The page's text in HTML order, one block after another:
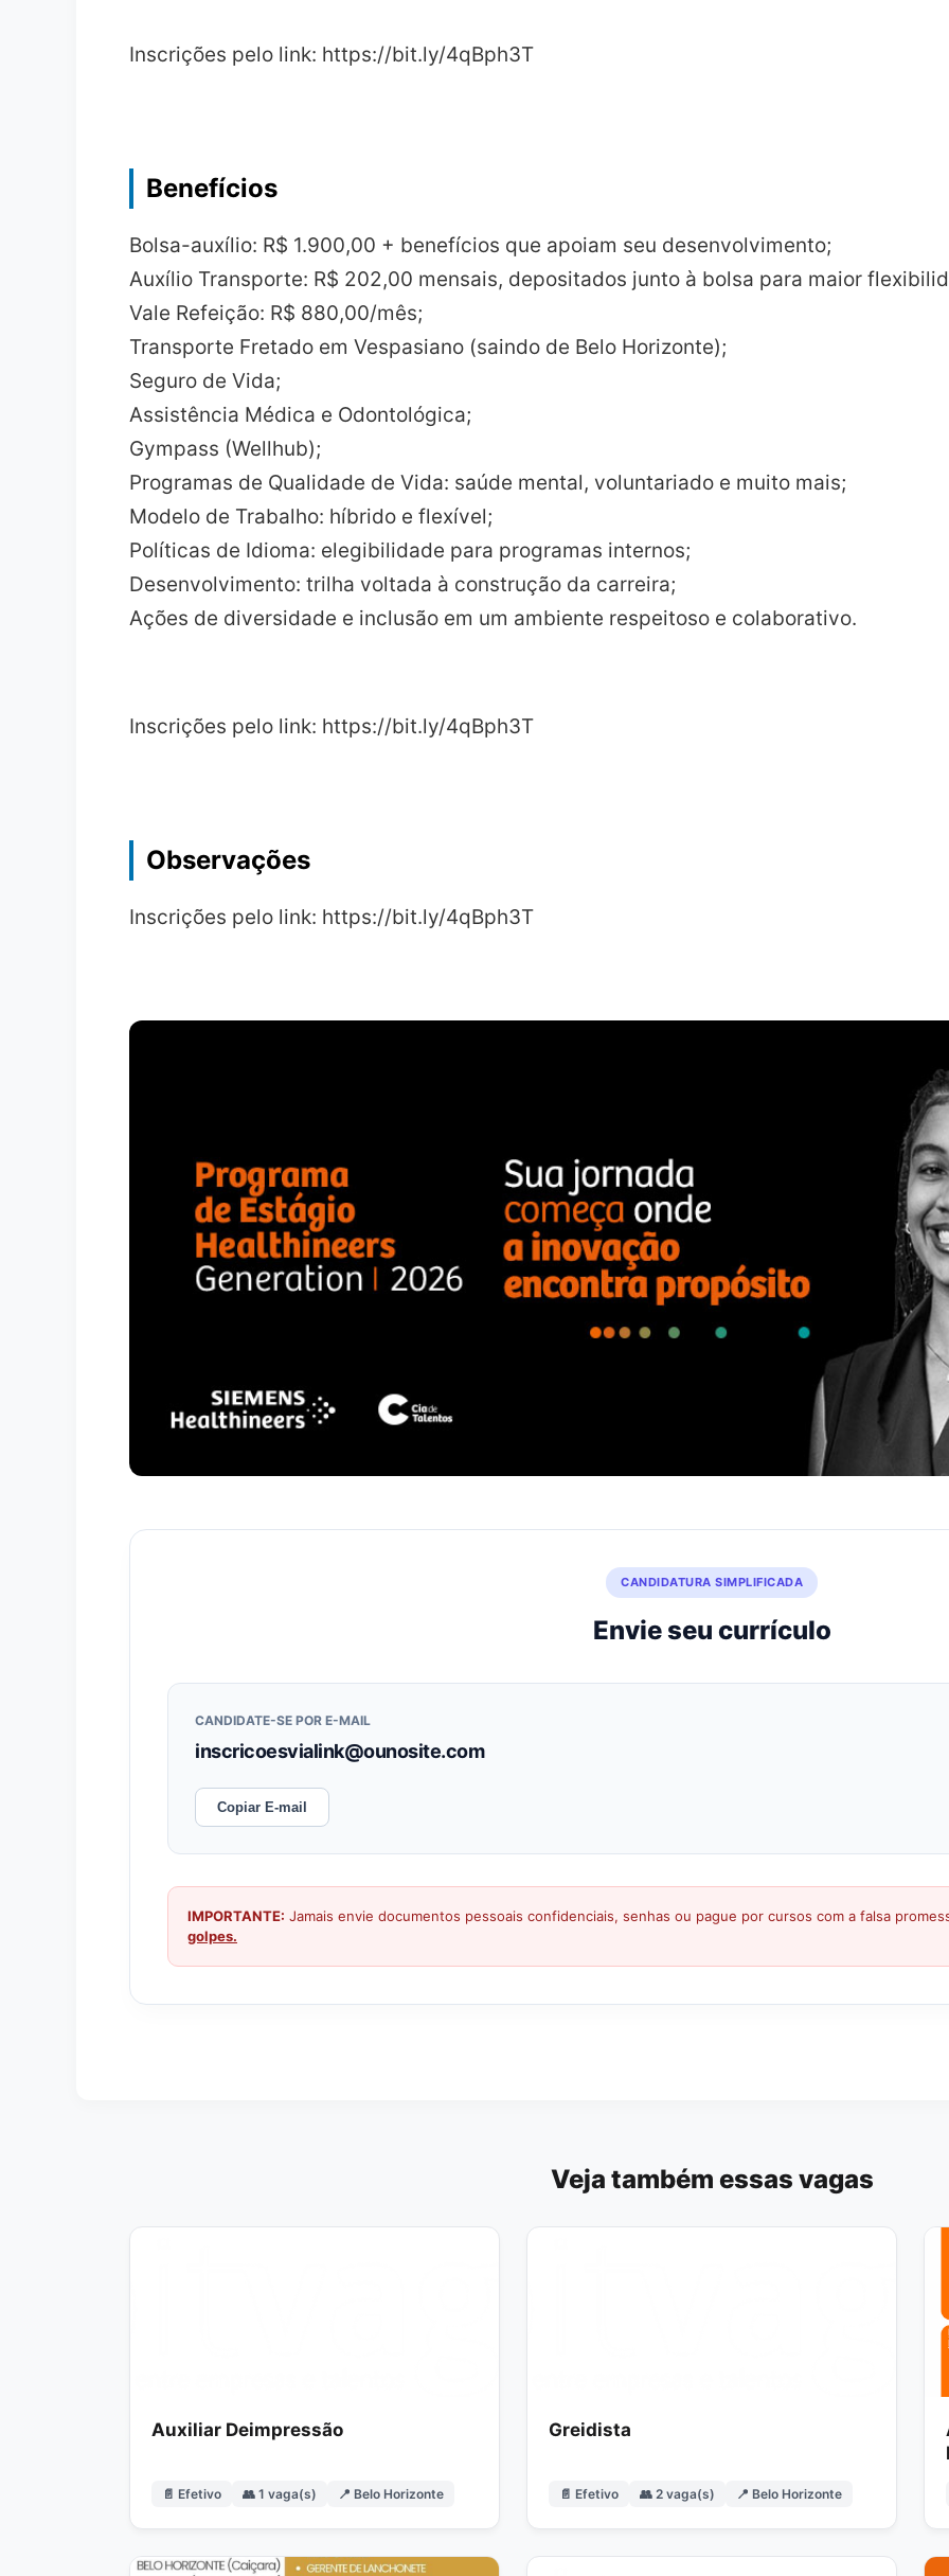
Inscrições pelo link: https://bit.ly/4qBph3T
Benefícios
Bolsa-auxílio: R$ 1.900,00 + benefícios que apoiam seu desenvolvimento;
Auxílio Transporte: R$ 202,00 mensais, depositados junto à bolsa para maior
Vale Refeição: R$ 880,00/mês;
Transporte Fretado em Vespasiano (saindo de Belo Horizonte);
Seguro de Vida;
Assistência Médica e Odontológica;
Gympass (Wellhub);
Programas de Qualidade de Vida: saúde mental, voluntariado e muito mais;
Modelo de Trabalho: híbrido e flexível;
Políticas de Idioma: elegibilidade para programas internos;
Desenvolvimento: trilha voltada à construção da carreira;
Ações de diversidade e inclusão em um ambiente respeitoso e colaborativo.
Inscrições pelo link: https://bit.ly/4qBph3T
Observações
Inscrições pelo link: https://bit.ly/4qBph3T
CANDIDATURA SIMPLIFICADA
Envie seu currículo
CANDIDATE-SE POR E-MAIL
inscricoesvialink@ounosite.com
Copiar E-mail
IMPORTANTE: Jamais envie documentos pessoais confidenciais, senhas ou pague por cursos com a falsa
golpes.
Veja também essas vagas
Auxiliar Deimpressão
📄 Efetivo 👥 1 vaga(s) 📍 Belo Horizonte
Greidista
📄 Efetivo 👥 2 vaga(s) 📍 Belo Horizonte